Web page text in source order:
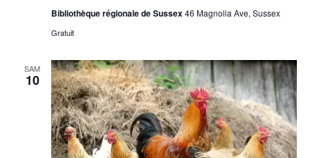
Bibliothèque régionale de Sussex46 Magnolia Ave, Sussex
Gratuit
SAM
10